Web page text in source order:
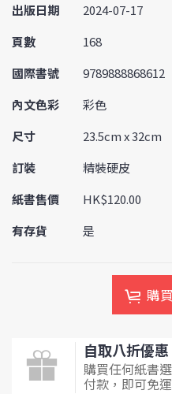
出版日期
2024-07-17
頁數
168
國際書號
9789888868612
內文色彩
彩色
尺寸
23.5cm x 32cm
訂裝
精裝硬皮
紙書售價
HK$120.00
有存貨
是
購
自取八折優惠
購買任何紙書
付款，即可免